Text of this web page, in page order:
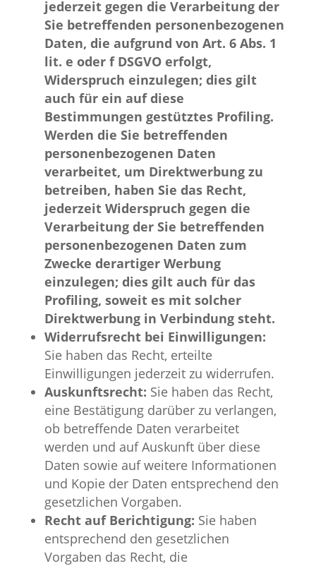
jederzeit gegen die Verarbeitung der
Sie betreffenden personenbezogenen
Daten, die aufgrund von Art. 6 Abs. 1
lit. e oder f DSGVO erfolgt,
Widerspruch einzulegen; dies gilt
auch für ein auf diese
Bestimmungen gestütztes Profiling.
Werden die Sie betreffenden
personenbezogenen Daten
verarbeitet, um Direktwerbung zu
betreiben, haben Sie das Recht,
jederzeit Widerspruch gegen die
Verarbeitung der Sie betreffenden
personenbezogenen Daten zum
Zwecke derartiger Werbung
einzulegen; dies gilt auch für das
Profiling, soweit es mit solcher
Direktwerbung in Verbindung steht.
Widerrufsrecht bei Einwilligungen:
Sie haben das Recht, erteilte
Einwilligungen jederzeit zu widerrufen.
Auskunftsrecht: Sie haben das Recht,
eine Bestätigung darüber zu verlangen,
ob betreffende Daten verarbeitet
werden und auf Auskunft über diese
Daten sowie auf weitere Informationen
und Kopie der Daten entsprechend den
gesetzlichen Vorgaben.
Recht auf Berichtigung: Sie haben
entsprechend den gesetzlichen
Vorgaben das Recht, die